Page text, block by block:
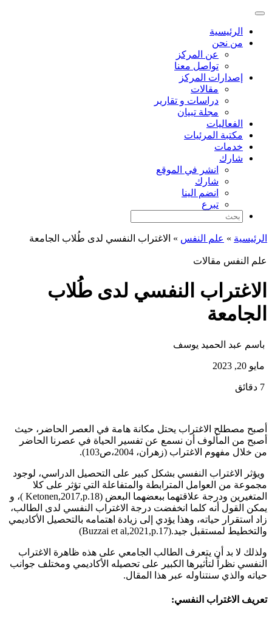
الرئيسية
من نحن
عن المركز
تواصل معنا
إصدارات المركز
مقالات
دراسات و تقارير
مجلة تبيان
الفعاليات
مكتبة المرئيات
خدمات
شارك
انشر في الموقع
شارك
انضم الينا
تبرع
الرئيسية » علم النفس » الاغتراب النفسي لدى طُلاب الجامعة
علم النفس مقالات
الاغتراب النفسي لدى طُلاب
الجامعة
باسم عبد الحميد يوسف
مايو 20, 2023
أصبح مصطلح الاغتراب يحتل مكانة هامة في العصر الحاضر، حيث
أصبح من المألوف أن نسمع عن تفسير الحياة في عصرنا الحاضر
من خلال مفهوم الاغتراب (زهران، 2004،ص103).
ويؤثر الاغتراب النفسي بشكل كبير على التحصيل الدراسي، لوجود
مجموعة من العوامل المترابطة والمتفاعلة التي تؤثر على كلا
المتغيرين ودرجة علاقتهما ببعضهما البعض (Ketonen,2017,p.18 )، و
يمكن القول أنه كلما انخفضت درجة الاغتراب النفسي لدى الطالب،
زاد استقرار حياته، وهذا يؤدي إلى زيادة اهتمامه بالتحصيل الأكاديمي
والتخطيط لمستقبل جيد.(Buzzai et al,2021,p.17)
ولذلك لا بد أن يتعرف الطالب الجامعي على هذه ظاهرة الاغتراب
النفسي نظراً لتأثيرها الكبير على تحصيله الأكاديمي ومختلف جوانب
حياته والذي سنتناوله عبر هذا المقال.
تعريف الاغتراب النفسي: